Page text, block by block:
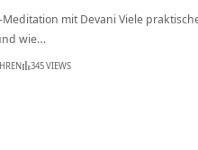
mit Devani Viele
wie…
345 VIEWS